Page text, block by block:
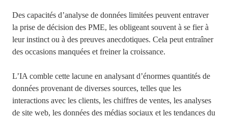
Des capacités d’analyse de données limitées peuvent entraver
la prise de décision des PME, les obligeant souvent à se fier à
leur instinct ou à des preuves anecdotiques. Cela peut entraîner
des occasions manquées et freiner la croissance.
L’IA comble cette lacune en analysant d’énormes quantités de
données provenant de diverses sources, telles que les
interactions avec les clients, les chiffres de ventes, les analyses
de site web, les données des médias sociaux et les tendances du